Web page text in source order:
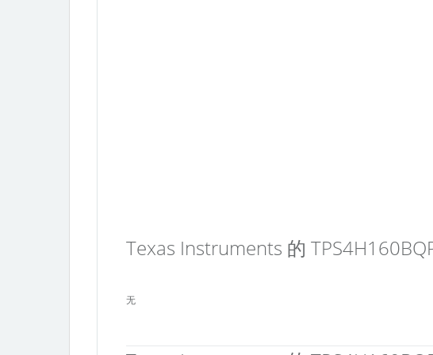
Texas Instruments 的
无